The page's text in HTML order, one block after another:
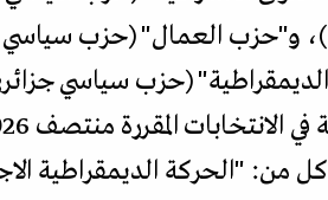
و"حزب العمال" (حزب سياسي
(حزب سياسي
من: "الحركة الديمقراطية